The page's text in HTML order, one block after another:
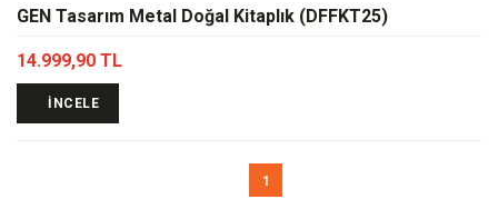
GEN Tasarım Metal Doğal Kitaplık (DFFKT25)
14.999,90 TL
İNCELE
1